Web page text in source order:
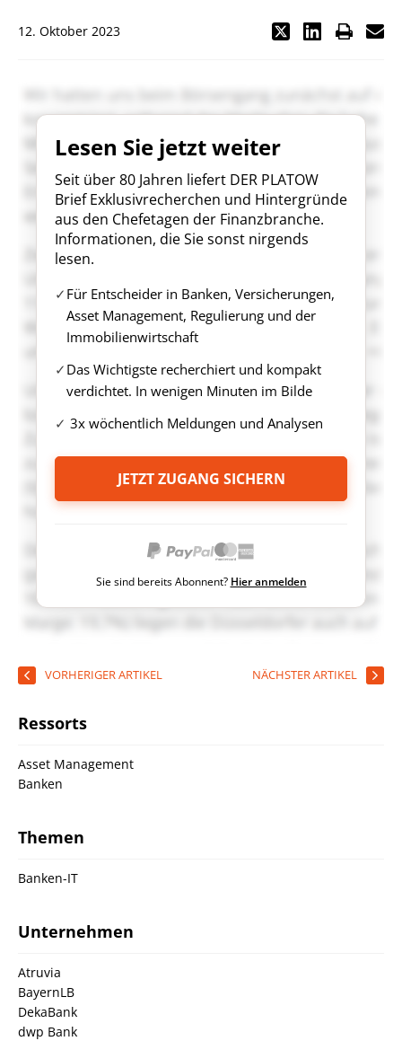
12. Oktober 2023
Lesen Sie jetzt weiter
Seit über 80 Jahren liefert DER PLATOW
Brief Exklusivrecherchen und Hintergründe
aus den Chefetagen der Finanzbranche.
Informationen, die Sie sonst nirgends
lesen.
Für Entscheider in Banken, Versicherungen,
Asset Management, Regulierung und der
Immobilienwirtschaft
Das Wichtigste recherchiert und kompakt
verdichtet. In wenigen Minuten im Bilde
3x wöchentlich Meldungen und Analysen
JETZT ZUGANG SICHERN
Sie sind bereits Abonnent? Hier anmelden
VORHERIGER ARTIKEL NÄCHSTER ARTIKEL
Ressorts
Asset Management
Banken
Themen
Banken-IT
Unternehmen
Atruvia
BayernLB
DekaBank
dwp Bank